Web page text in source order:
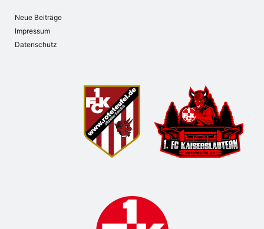
Neue Beiträge
Impressum
Datenschutz